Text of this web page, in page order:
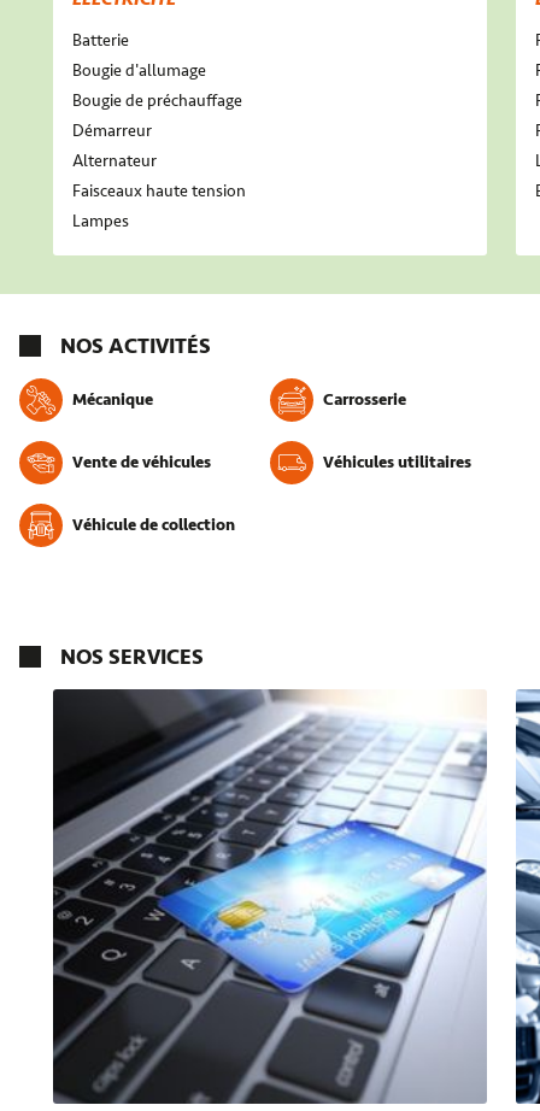
Batterie
Bougie d'allumage
Bougie de préchauffage
Démarreur
Alternateur
Faisceaux haute tension
Lampes
NOS ACTIVITÉS
Mécanique Carrosserie
Vente de véhicules Véhicules utilitaires
Véhicule de collection
NOS SERVICES